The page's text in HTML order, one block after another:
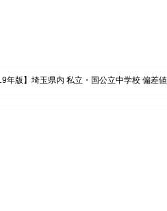
年版】埼玉県内 私立・国公立中学校 偏差